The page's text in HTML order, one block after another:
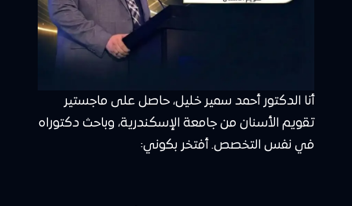
أنا الدكتور أحمد سمير خليل، حاصل على ماجستير
تقويم الأسنان من جامعة الإسكندرية، وباحث دكتوراه
في نفس التخصص. أفتخر بكوني: